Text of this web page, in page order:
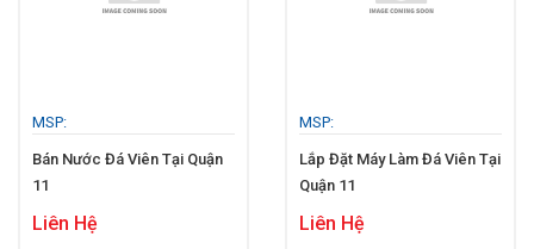
MSP:
Bán Nước Đá Viên Tại Quận
11
Liên Hệ
MSP:
Lắp Đặt Máy Làm Đá Viên Tại
Quận 11
Liên Hệ